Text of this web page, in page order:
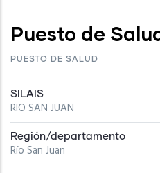
Puesto de
PUESTO DE SALUD
SILAIS
RIO SAN JUAN
Región/departamento
Río San Juan